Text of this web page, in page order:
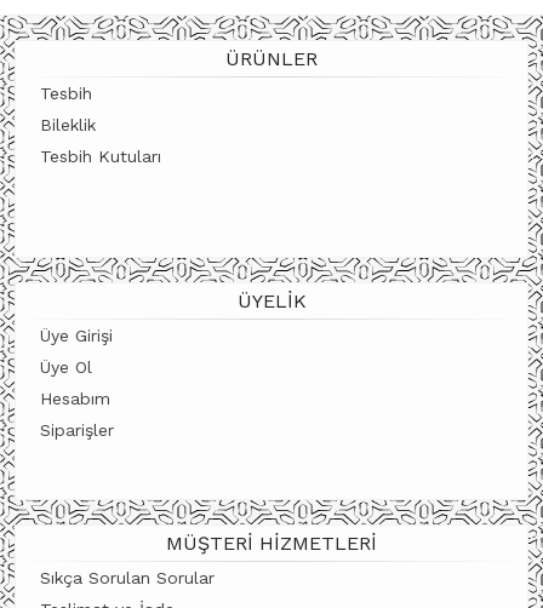
ÜRÜNÜ İNCELE ÜRÜNÜ İNCELE
ÜRÜNLER
Tesbih
Bileklik
Tesbih Kutuları
ÜYELIK
Üye Girişi
Üye Ol
Hesabım
Siparişler
MÜŞTERI HIZMETLERI
Sıkça Sorulan Sorular